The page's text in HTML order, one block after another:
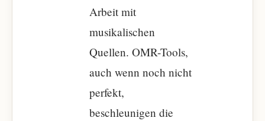
Arbeit mit
musikalischen
Quellen. OMR-Tools,
auch wenn noch nicht
perfekt,
beschleunigen die